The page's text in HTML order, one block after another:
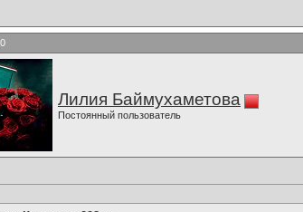
Лилия Баймухаметова
Постоянный пользователь